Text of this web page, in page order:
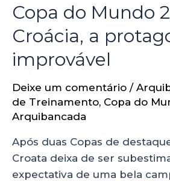
Copa do Mundo
Croácia, a
improvável
Deixe um comentário /
de Treinamento, Copa do
Arquibancada
Após duas Copas de
Croata deixa de ser
expectativa de uma bela